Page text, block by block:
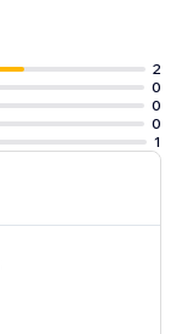
2
0
0
0
1